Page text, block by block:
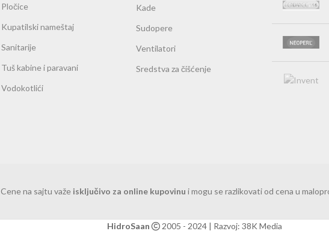
Pločice
Kupatilski nameštaj
Sanitarije
Tuš kabine i paravani
Vodokotlići
Kade
Sudopere
Ventilatori
Sredstva za čišćenje
Cene na sajtu važe isključivo za online kupovinu i mogu se razlikovati od cena u
HidroSaan 2005 - 2024 | Razvoj: 38K Media